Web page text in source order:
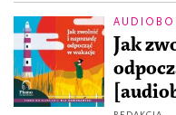
Jak